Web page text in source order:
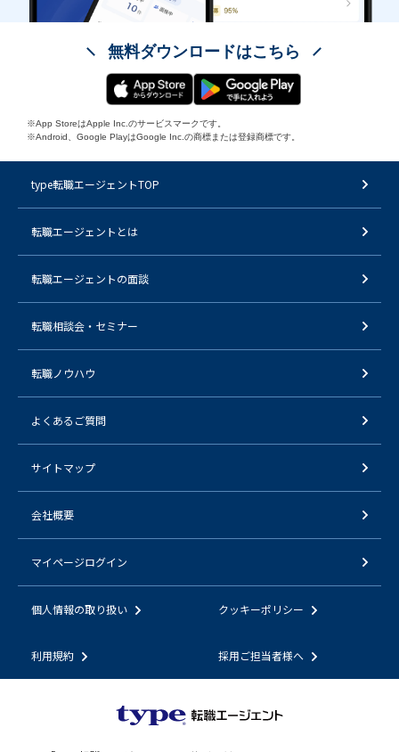
無料ダウンロードはこちら
※App StoreはApple Inc.のサービスマークです。
※Android、Google PlayはGoogle Inc.の商標または登録商標です。
type転職エージェントTOP
転職エージェントとは
転職エージェントの面談
転職相談会・セミナー
転職ノウハウ
よくあるご質問
サイトマップ
会社概要
マイページログイン
個人情報の取り扱い クッキーポリシー
利用規約 採用ご担当者様へ